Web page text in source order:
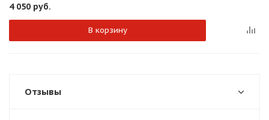
4 050 руб.
В корзину
Отзывы
недели
plait.ru